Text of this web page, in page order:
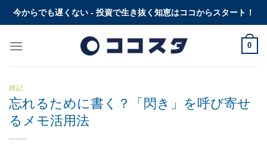
Skip今からでも遅くない - 投資で生き抜く知恵はココからスタート！
0
雑記
忘れるために書く？「閃き」を呼び寄せ
るメモ活用法